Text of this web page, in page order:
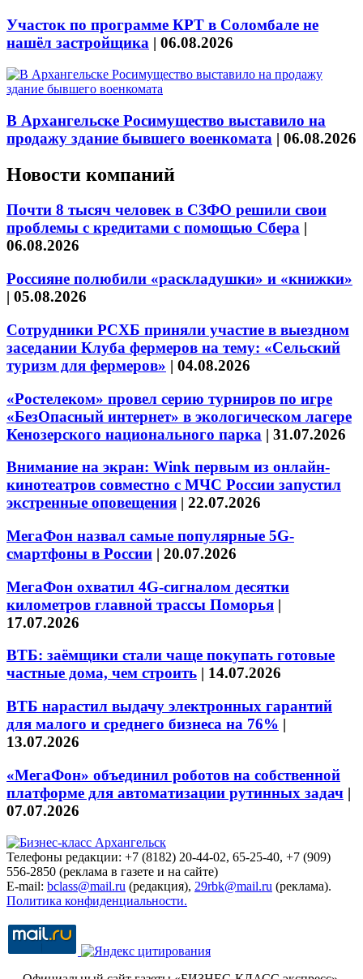
Участок по программе КРТ в Соломбале не
нашёл застройщика | 06.08.2026
В Архангельске Росимущество выставило на
продажу здание бывшего военкомата | 06.08.2026
Новости компаний
Почти 8 тысяч человек в СЗФО решили свои
проблемы с кредитами с помощью Сбера |
06.08.2026
Россияне полюбили «раскладушки» и «книжки»
| 05.08.2026
Сотрудники РСХБ приняли участие в выездном
заседании Клуба фермеров на тему: «Сельский
туризм для фермеров» | 04.08.2026
«Ростелеком» провел серию турниров по игре
«БезОпасный интернет» в экологическом лагере
Кенозерского национального парка | 31.07.2026
Внимание на экран: Wink первым из онлайн-
кинотеатров совместно с МЧС России запустил
экстренные оповещения | 22.07.2026
МегаФон назвал самые популярные 5G-
смартфоны в России | 20.07.2026
МегаФон охватил 4G-сигналом десятки
километров главной трассы Поморья |
17.07.2026
ВТБ: заёмщики стали чаще покупать готовые
частные дома, чем строить | 14.07.2026
ВТБ нарастил выдачу электронных гарантий
для малого и среднего бизнеса на 76% |
13.07.2026
«МегаФон» объединил роботов на собственной
платформе для автоматизации рутинных задач |
07.07.2026
Телефоны редакции: +7 (8182) 20-44-02, 65-25-40, +7 (909)
556-2850 (реклама в газете и на сайте)
E-mail: bclass@mail.ru (редакция), 29rbk@mail.ru (реклама).
Политика конфиденциальности.